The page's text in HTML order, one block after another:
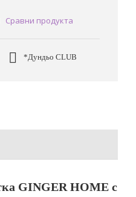
Сравни продукта
*Дундьо CLUB
GINGER HOME с